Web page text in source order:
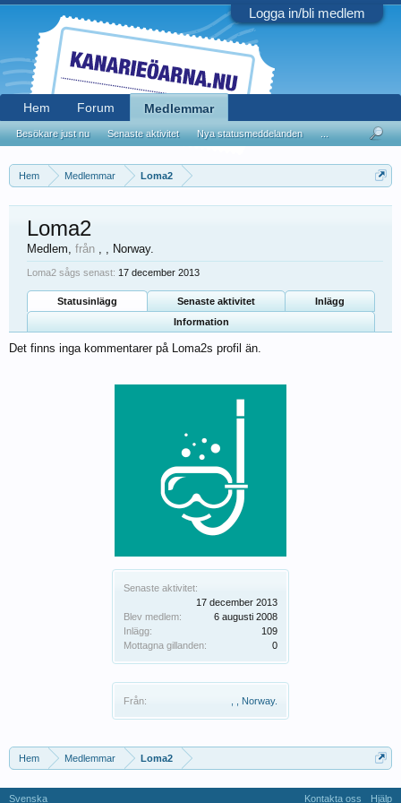
Logga in/bli medlem
Hem Medlemmar Loma2
Senaste aktivitet:
17 december 2013
Blev medlem:
6 augusti 2008
Inlägg:
109
Mottagna gillanden:
0
Från: , , Norway.
Loma2
Medlem, från , , Norway.
Loma2 sågs senast: 17 december 2013
Statusinlägg Senaste aktivitet
Inlägg
Information
Det finns inga kommentarer på Loma2s profil än.
Hem Medlemmar Loma2
Hem Forum Medlemmar
Besökare just nu Senaste aktivitet Nya statusmeddelanden ...
Svenska Kontakta oss Hjälp